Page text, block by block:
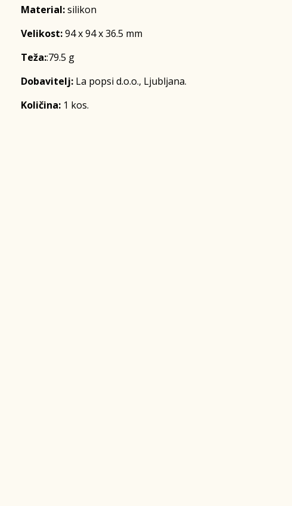
Material:silikon
Velikost:94 x 94 x 36.5 mm
Teža::79.5 g
Dobavitelj: La popsi d.o.o., Ljubljana.
Količina: 1 kos.